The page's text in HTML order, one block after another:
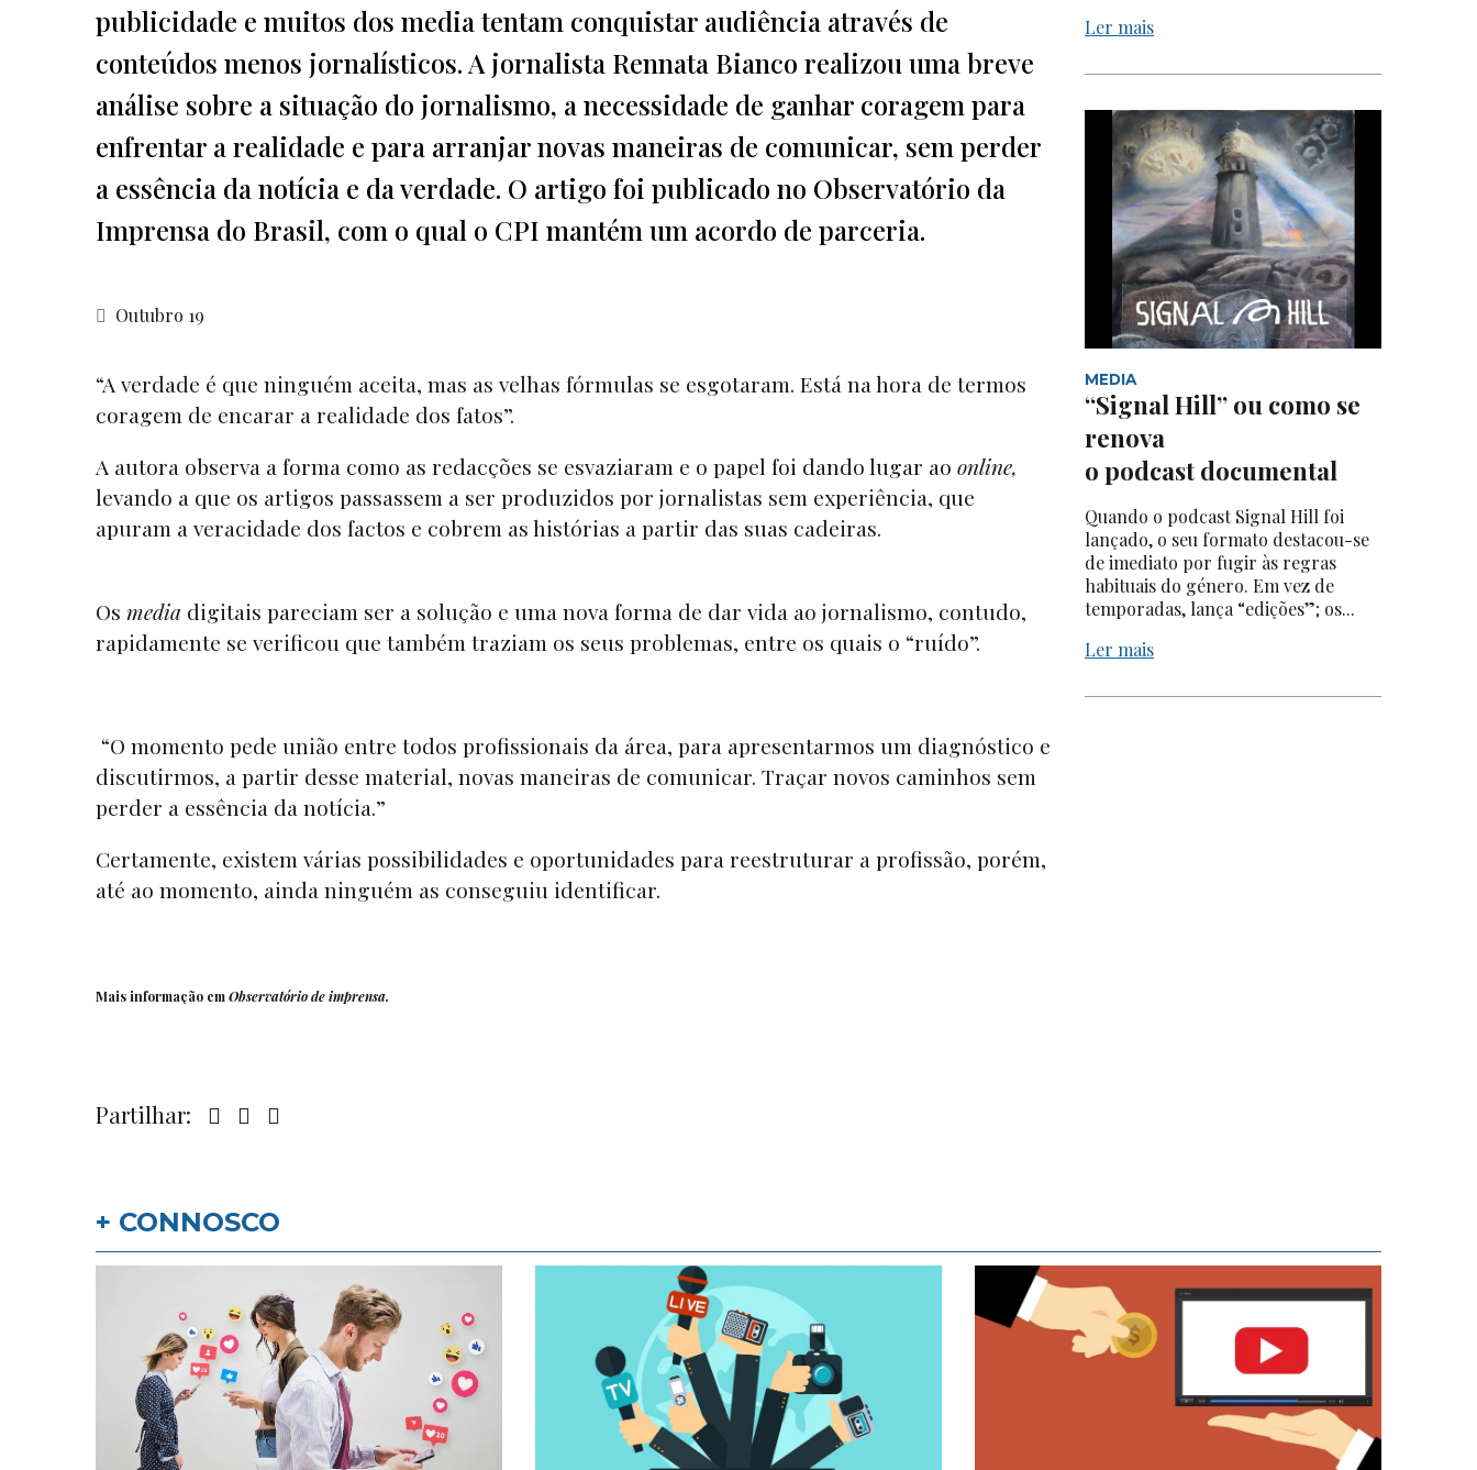
publicidade e muitos dos media tentam conquistar audiência através de
conteúdos menos jornalísticos. A jornalista Rennata Bianco realizou uma breve
análise sobre a situação do jornalismo, a necessidade de ganhar coragem para
enfrentar a realidade e para arranjar novas maneiras de comunicar, sem perder
a essência da notícia e da verdade. O artigo foi publicado no Observatório da
Imprensa do Brasil, com o qual o CPI mantém um acordo de parceria.
Outubro 19
“A verdade é que ninguém aceita, mas as velhas fórmulas se esgotaram. Está na hora de termos
coragem de encarar a realidade dos fatos”.
A autora observa a forma como as redacções se esvaziaram e o papel foi dando lugar ao online,
levando a que os artigos passassem a ser produzidos por jornalistas sem experiência, que
apuram a veracidade dos factos e cobrem as histórias a partir das suas cadeiras.
Os media digitais pareciam ser a solução e uma nova forma de dar vida ao jornalismo, contudo,
rapidamente se verificou que também traziam os seus problemas, entre os quais o “ruído”.
“O momento pede união entre todos profissionais da área, para apresentarmos um diagnóstico e
discutirmos, a partir desse material, novas maneiras de comunicar. Traçar novos caminhos sem
perder a essência da notícia.”
Certamente, existem várias possibilidades e oportunidades para reestruturar a profissão, porém,
até ao momento, ainda ninguém as conseguiu identificar.
Mais informação emObservatório de imprensa.
Partilhar:
Ler mais
MEDIA
“Signal Hill” ou como se
renova
o podcast documental
Quando o podcast Signal Hill foi
lançado, o seu formato destacou-se
de imediato por fugir às regras
habituais do género. Em vez de
temporadas, lança “edições”; os...
Ler mais
+ CONNOSCO